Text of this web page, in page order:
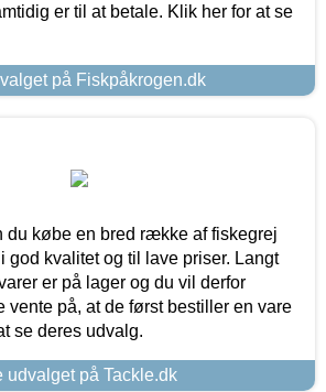
er til at betale. Klik her for at se
på Fiskpåkrogen.dk
du købe en bred række af fiskegrej
god kvalitet og til lave priser. Langt
er på lager og du vil derfor
vente på, at de først bestiller en vare
se deres udvalg.
udvalget på Tackle.dk